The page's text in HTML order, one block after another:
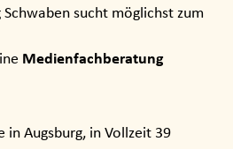
sucht möglichst zum
Medienfachberatung
Augsburg, in Vollzeit 39